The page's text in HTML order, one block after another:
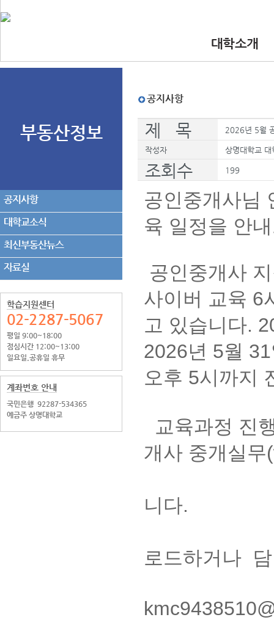
대학소개
•인사말
부동산정보
공지사항
대학교소식
최신부동산뉴스
자료실
학습지원센터
02-2287-5067
평일 9:00~18:00
점심시간 12:00~13:00
일요일.공휴일 휴무
계좌번호 안내
국민은행 92287-534365
예금주 상명대학교
공지사항
제 목 2026년 5월
작성자 상명대학교 대
조회수 199
공인중개사님
육 일정을 안
공인중개사
사이버 교육 6
고 있습니다.
2026년 5월
오후 5시까지
교육과정 진
개사 중개실
니다.
로드하거나